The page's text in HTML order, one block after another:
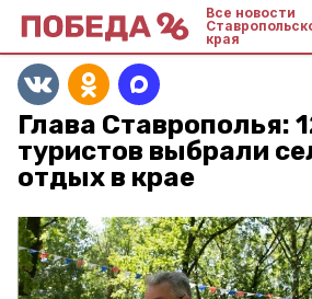
Все новости
края
Глава Ставрополья:
туристов выбрали
отдых в крае